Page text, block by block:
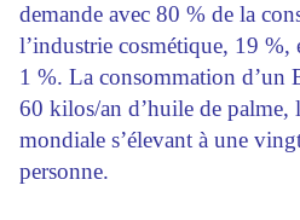
demande avec 80 % de la
l’industrie cosmétique, 19 %,
1 %. La consommation d’un
60 kilos/an d’huile de palme,
mondiale s’élevant à une
personne.